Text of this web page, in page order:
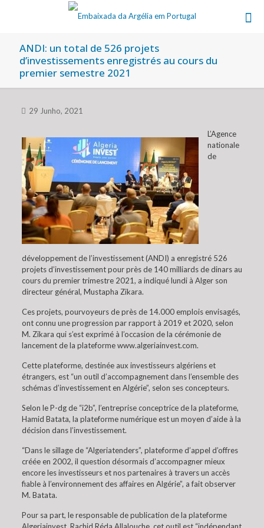
ANDI: un total de 526 projets
d’investissements enregistrés au cours du
premier semestre 2021
29 Junho, 2021
L’Agence
nationale
de
développement de l’investissement (ANDI) a enregistré 526
projets d’investissement pour près de 140 milliards de dinars au
cours du premier trimestre 2021, a indiqué lundi à Alger son
directeur général, Mustapha Zikara.
Ces projets, pourvoyeurs de près de 14.000 emplois envisagés,
ont connu une progression par rapport à 2019 et 2020, selon
M. Zikara qui s’est exprimé à l’occasion de la cérémonie de
lancement de la plateforme www.algeriainvest.com.
Cette plateforme, destinée aux investisseurs algériens et
étrangers, est “un outil d’accompagnement dans l’ensemble des
schémas d’investissement en Algérie”, selon ses concepteurs.
Selon le P-dg de “i2b”, l’entreprise conceptrice de la plateforme,
Hamid Batata, la plateforme numérique est un moyen d’aide à la
décision dans l’investissement.
“Dans le sillage de “Algeriatenders”, plateforme d’appel d’offres
créée en 2002, il question désormais d’accompagner mieux
encore les investisseurs et nos partenaires à travers un accès
fiable à l’environnement des affaires en Algérie”, a fait observer
M. Batata.
Pour sa part, le responsable de publication de la plateforme